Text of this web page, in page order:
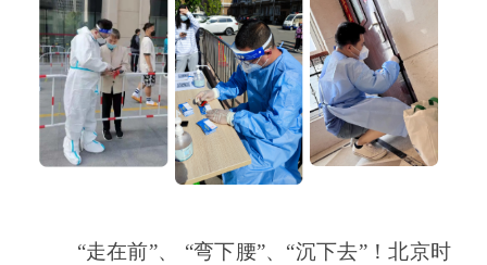
“走在前”、 “弯下腰”、“沉下去”！北京时